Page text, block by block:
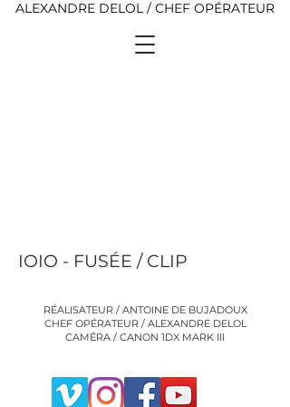
ALEXANDRE DELOL / CHEF OPÉRATEUR
IOIO - FUSÉE / CLIP
RÉALISATEUR / ANTOINE DE BUJADOUX
CHEF OPÉRATEUR / ALEXANDRE DELOL
CAMÉRA / CANON 1DX MARK III